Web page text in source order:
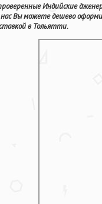
Индийские
Вы можете дешево
в Тольятти.